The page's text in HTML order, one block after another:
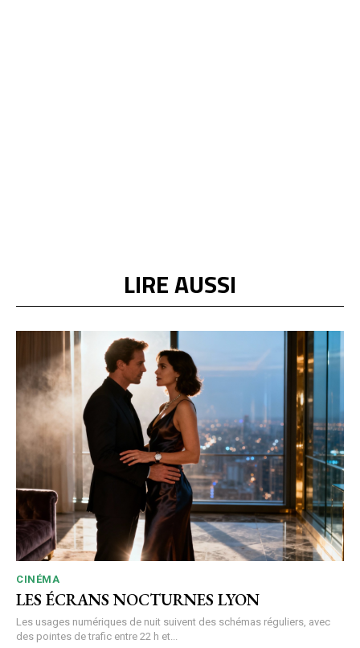
LIRE AUSSI
CINÉMA
LES ÉCRANS NOCTURNES LYON
Les usages numériques de nuit suivent des schémas réguliers, avec
des pointes de trafic entre 22 h et...